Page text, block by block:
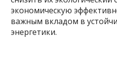
экономическую
важным вкладом в
энергетики.